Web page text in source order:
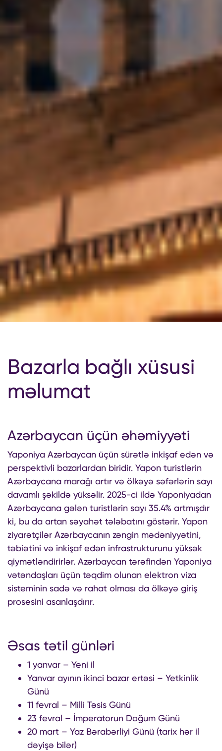
Bazarla bağlı xüsusi
məlumat
Azərbaycan üçün əhəmiyyəti
Yaponiya Azərbaycan üçün sürətlə inkişaf edən və
perspektivli bazarlardan biridir. Yapon turistlərin
Azərbaycana marağı artır və ölkəyə səfərlərin sayı
davamlı şəkildə yüksəlir. 2025-ci ildə Yaponiyadan
Azərbaycana gələn turistlərin sayı 35.4% artmışdır
ki, bu da artan səyahət tələbatını göstərir. Yapon
ziyarətçilər Azərbaycanın zəngin mədəniyyətini,
təbiətini və inkişaf edən infrastrukturunu yüksək
qiymətləndirirlər. Azərbaycan tərəfindən Yaponiya
vətəndaşları üçün təqdim olunan elektron viza
sisteminin sadə və rahat olması da ölkəyə giriş
prosesini asanlaşdırır.
Əsas tətil günləri
1 yanvar – Yeni il
Yanvar ayının ikinci bazar ertəsi – Yetkinlik
Günü
11 fevral – Milli Təsis Günü
23 fevral – İmperatorun Doğum Günü
20 mart – Yaz Bərabərliyi Günü (tarix hər il
dəyişə bilər)